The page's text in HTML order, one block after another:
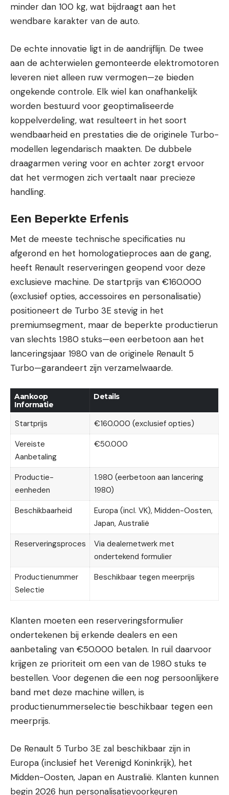
minder dan 100 kg, wat bijdraagt aan het
wendbare karakter van de auto.
De echte innovatie ligt in de aandrijflijn. De twee
aan de achterwielen gemonteerde elektromotoren
leveren niet alleen ruw vermogen—ze bieden
ongekende controle. Elk wiel kan onafhankelijk
worden bestuurd voor geoptimaliseerde
koppelverdeling, wat resulteert in het soort
wendbaarheid en prestaties die de originele Turbo-
modellen legendarisch maakten. De dubbele
draagarmen vering voor en achter zorgt ervoor
dat het vermogen zich vertaalt naar precieze
handling.
Een Beperkte Erfenis
Met de meeste technische specificaties nu
afgerond en het homologatieproces aan de gang,
heeft Renault reserveringen geopend voor deze
exclusieve machine. De startprijs van €160.000
(exclusief opties, accessoires en personalisatie)
positioneert de Turbo 3E stevig in het
premiumsegment, maar de beperkte productierun
van slechts 1.980 stuks—een eerbetoon aan het
lanceringsjaar 1980 van de originele Renault 5
Turbo—garandeert zijn verzamelwaarde.
Aankoop
Informatie
Details
Startprijs
€160.000 (exclusief opties)
Vereiste
Aanbetaling
€50.000
Productie-
eenheden
1.980 (eerbetoon aan lancering
1980)
Beschikbaarheid
Europa (incl. VK), Midden-Oosten,
Japan, Australië
Reserveringsproces
Via dealernetwerk met
ondertekend formulier
Productienummer
Selectie
Beschikbaar tegen meerprijs
Klanten moeten een reserveringsformulier
ondertekenen bij erkende dealers en een
aanbetaling van €50.000 betalen. In ruil daarvoor
krijgen ze prioriteit om een van de 1.980 stuks te
bestellen. Voor degenen die een nog persoonlijkere
band met deze machine willen, is
productienummerselectie beschikbaar tegen een
meerprijs.
De Renault 5 Turbo 3E zal beschikbaar zijn in
Europa (inclusief het Verenigd Koninkrijk), het
Midden-Oosten, Japan en Australië. Klanten kunnen
begin 2026 hun personalisatievoorkeuren